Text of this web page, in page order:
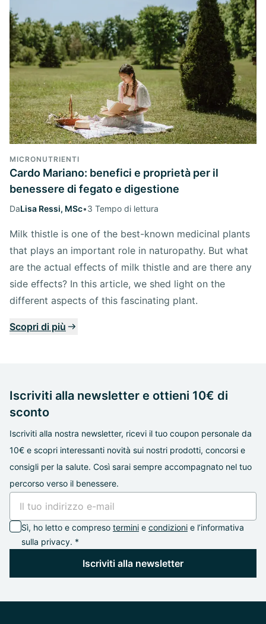
MICRONUTRIENTI
Cardo Mariano: benefici e proprietà per il
benessere di fegato e digestione
DaLisa Ressi, MSc•3 Tempo di lettura
Milk thistle is one of the best-known medicinal plants
that plays an important role in naturopathy. But what
are the actual effects of milk thistle and are there any
side effects? In this article, we shed light on the
different aspects of this fascinating plant.
Scopri di più
Iscriviti alla newsletter e ottieni 10€ di
sconto
Iscriviti alla nostra newsletter, ricevi il tuo coupon personale da
10€ e scopri interessanti novità sui nostri prodotti, concorsi e
consigli per la salute. Così sarai sempre accompagnato nel tuo
percorso verso il benessere.
Sì, ho letto e compreso termini e condizioni e l’informativa
sulla privacy. *
Iscriviti alla newsletter